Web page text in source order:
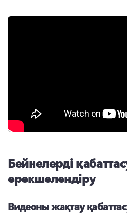
Бейнелерді
ерекшелендіру
Видеоны жақтау